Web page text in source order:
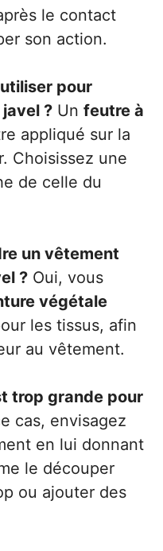
le contact
son action.
pour
? Un feutre à
appliqué sur la
Choisissez une
de celle du
un vêtement
? Oui, vous
végétale
les tissus, afin
au vêtement.
trop grande pour
cas, envisagez
en lui donnant
le découper
ou ajouter des